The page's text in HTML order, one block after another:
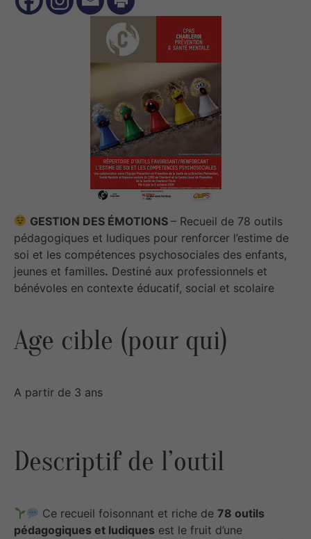
GESTION DES ÉMOTIONS– Recueil de 78 outils
pédagogiques et ludiques pour renforcer l’estime de
soi et les compétences psychosociales des enfants,
jeunes et familles. Destiné aux professionnels et
bénévoles en contexte éducatif, social et scolaire
Age cible (pour qui)
A partir de 3 ans
Descriptif de l’outil
Ce recueil foisonnant et riche de78 outils
pédagogiques et ludiques est le fruit d’une